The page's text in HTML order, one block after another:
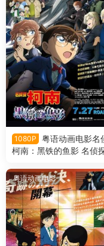
1080P
粤语动画电影名
柯南：黑铁的鱼影 名侦
版
粤语动画电影